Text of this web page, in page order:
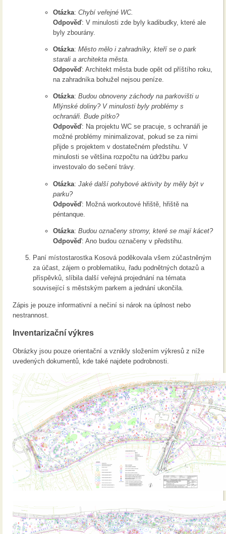
Otázka: Chybí veřejné WC.
Odpověď: V minulosti zde byly kadibudky, které ale
byly zbourány.
Otázka: Město mělo i zahradníky, kteří se o park
starali a architekta města.
Odpověď: Architekt města bude opět od příštího roku,
na zahradníka bohužel nejsou peníze.
Otázka: Budou obnoveny záchody na parkovišti u
Mlýnské doliny? V minulosti byly problémy s
ochranáři. Bude pítko?
Odpověď: Na projektu WC se pracuje, s ochranáři je
možné problémy minimalizovat, pokud se za nimi
přijde s projektem v dostatečném předstihu. V
minulosti se většina rozpočtu na údržbu parku
investovalo do sečení trávy.
Otázka: Jaké další pohybové aktivity by měly být v
parku?
Odpověď: Možná workoutové hřiště, hřiště na
péntanque.
Otázka: Budou označeny stromy, které se mají kácet?
Odpověď: Ano budou označeny v předstihu.
Paní místostarostka Kosová poděkovala všem zúčastněným
za účast, zájem o problematiku, řadu podnětných dotazů a
příspěvků, slíbila další veřejná projednání na témata
související s městským parkem a jednání ukončila.
Zápis je pouze informativní a nečiní si nárok na úplnost nebo
nestrannost.
Inventarizační výkres
Obrázky jsou pouze orientační a vznikly složením výkresů z níže
uvedených dokumentů, kde také najdete podrobnosti.